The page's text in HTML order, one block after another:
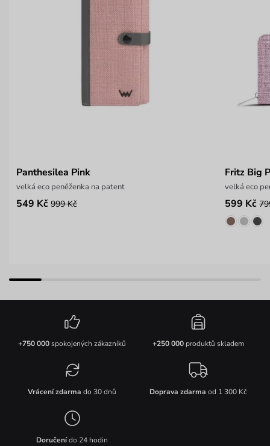
Panthesilea Pink
velká eco peněženka na patent
549 Kč 999 Kč
Fritz Big
velká eco
599 Kč
+750 000spokojených zákazníků +250 000produktů skladem
Vrácení zdarma do 30 dnů Doprava zdarma od 1 300 Kč
Doručenído 24 hodin